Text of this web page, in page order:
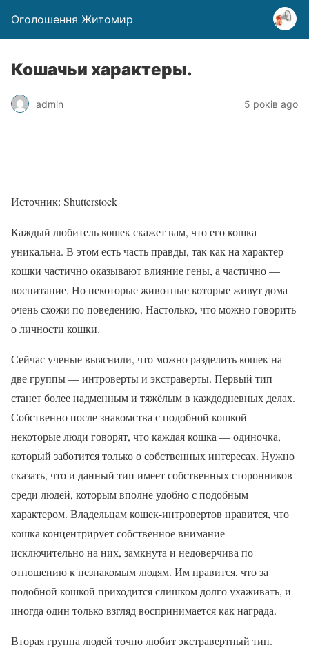
Оголошення Житомир
Кошачьи характеры.
admin 5 років ago
Источник: Shutterstock
Каждый любитель кошек скажет вам, что его кошка
уникальна. В этом есть часть правды, так как на характер
кошки частично оказывают влияние гены, а частично —
воспитание. Но некоторые животные которые живут дома
очень схожи по поведению. Настолько, что можно говорить
о личности кошки.
Сейчас ученые выяснили, что можно разделить кошек на
две группы — интроверты и экстраверты. Первый тип
станет более надменным и тяжёлым в каждодневных делах.
Собственно после знакомства с подобной кошкой
некоторые люди говорят, что каждая кошка — одиночка,
который заботится только о собственных интересах. Нужно
сказать, что и данный тип имеет собственных сторонников
среди людей, которым вполне удобно с подобным
характером. Владельцам кошек-интровертов нравится, что
кошка концентрирует собственное внимание
исключительно на них, замкнута и недоверчива по
отношению к незнакомым людям. Им нравится, что за
подобной кошкой приходится слишком долго ухаживать, и
иногда один только взгляд воспринимается как награда.
Вторая группа людей точно любит экстравертный тип.